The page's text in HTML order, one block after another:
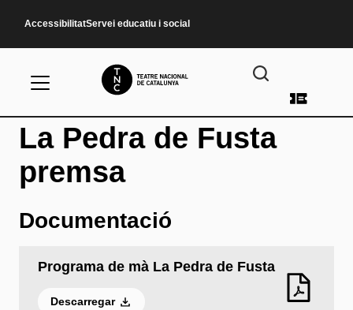
AccessibilitatServei educatiu i social
Menú
La Pedra de Fusta
premsa
Documentació
Programa de mà La Pedra de Fusta
Descarregar